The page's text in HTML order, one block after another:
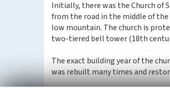
Initially, there was the Church of
from the road in the middle of
low mountain. The church is
two-tiered bell tower (18th
The exact building year of the
was rebuilt many times and